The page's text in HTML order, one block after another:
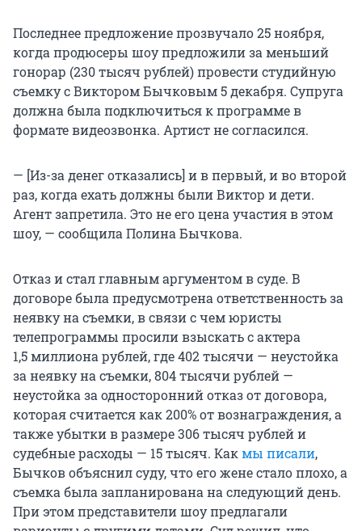
Последнее предложение прозвучало 25 ноября,
когда продюсеры шоу предложили за меньший
гонорар (230 тысяч рублей) провести студийную
съемку с Виктором Бычковым 5 декабря. Супруга
должна была подключиться к программе в
формате видеозвонка. Артист не согласился.
— [Из-за денег отказались] и в первый, и во второй
раз, когда ехать должны были Виктор и дети.
Агент запретила. Это не его цена участия в этом
шоу, — сообщила Полина Бычкова.
Отказ и стал главным аргументом в суде. В
договоре была предусмотрена ответственность за
неявку на съемки, в связи с чем юристы
телепрограммы просили взыскать с актера
1,5 миллиона рублей, где 402 тысячи — неустойка
за неявку на съемки, 804 тысячи рублей —
неустойка за односторонний отказ от договора,
которая считается как 200% от вознаграждения, а
также убытки в размере 306 тысяч рублей и
судебные расходы — 15 тысяч. Какмы писали,
Бычков объяснил суду, что его жене стало плохо, а
съемка была запланирована на следующий день.
При этом представители шоу предлагали